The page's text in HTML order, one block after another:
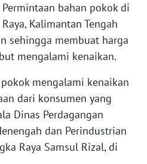
Permintaan bahan pokok di
Kalimantan Tengah
sehingga membuat harga
mengalami kenaikan.
mengalami kenaikan
dari konsumen yang
Dinas Perdagangan
dan Perindustrian
Raya Samsul Rizal, di